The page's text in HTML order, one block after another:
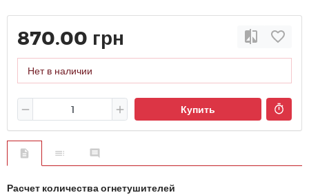
870.00 грн
Нет в наличии
Купить
Расчет количества огнетушителей